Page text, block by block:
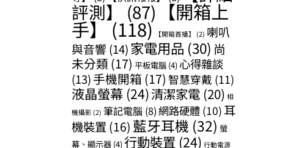
評測】 (87)【開箱上
手】(118) 【開箱首播】 (2) 喇叭
與音響 (14)家電用品 (30) 尚
未分類 (17) 平板電腦 (4) 心得雜談
(13)手機開箱 (17) 智慧穿戴 (11)
液晶螢幕 (24)清潔家電 (20) 相
機攝影 (2) 筆記電腦 (8)網路硬體 (10) 耳
機裝置 (16) 藍牙耳機 (32) 螢
幕、顯示器 (4)行動裝置 (24) 行動電源